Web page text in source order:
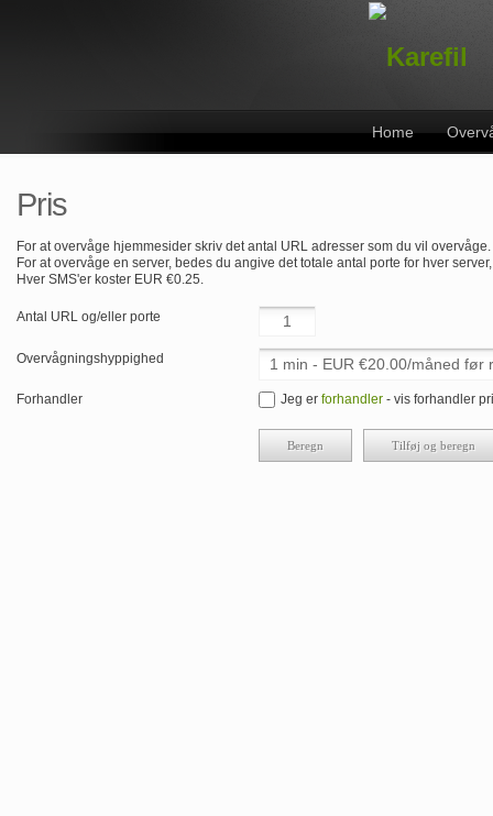
Home
Pris
For at overvåge hjemmesider skriv det antal URL adresser som du vil overvåge.
For at overvåge en server, bedes du angive det totale antal porte for hver
Hver SMS'er koster EUR €0.25.
Antal URL og/eller porte
Overvågningshyppighed
Forhandler Jeg er forhandler - vis forhandler